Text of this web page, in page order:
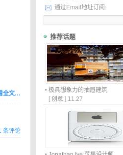
全文…
条评论
通过Email地址订阅:
推荐话题
极具想象力的抽屉建筑
[ 创意 ] 11.27